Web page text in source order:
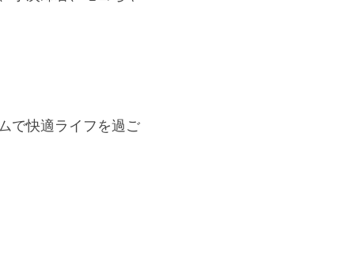
で快適ライフを過ご